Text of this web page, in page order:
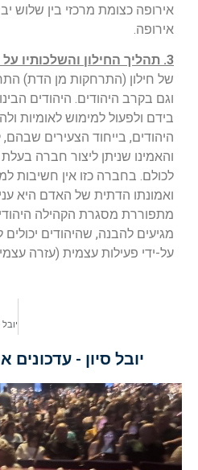
אירופה כצומת מרכזי בין שלוש
אירופה.
3. תהליך החילון והשלכותיו על החברה היהודית.
של חילון (התרחקות מן הדת)
וגם בקרב היהודים. היהודים
בידם ולפעול למימוש לאומיות
היהודים, בייחוד הצעירים
והאמינו שניתן ליצור חברה
לכולם. בחברה כזו אין חשיבות
ואמונתו הדתית של האדם היא
מתפוררת מסגרת הקהילה
מגיעים להבנה, שהיהודים
על-ידי פעילות עצמית (עזרה
יובל סיון -